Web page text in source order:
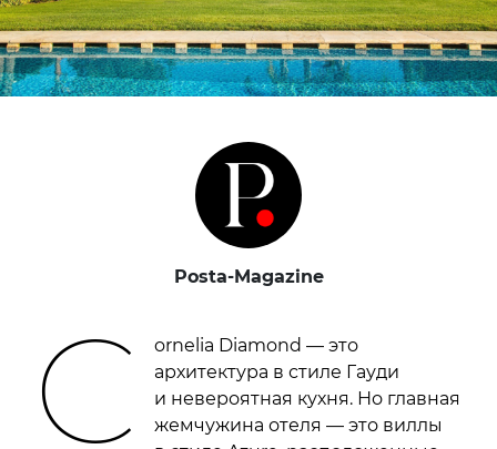
Posta-Magazine
C
ornelia Diamond — это
архитектура в стиле Гауди
и невероятная кухня. Но главная
жемчужина отеля — это виллы